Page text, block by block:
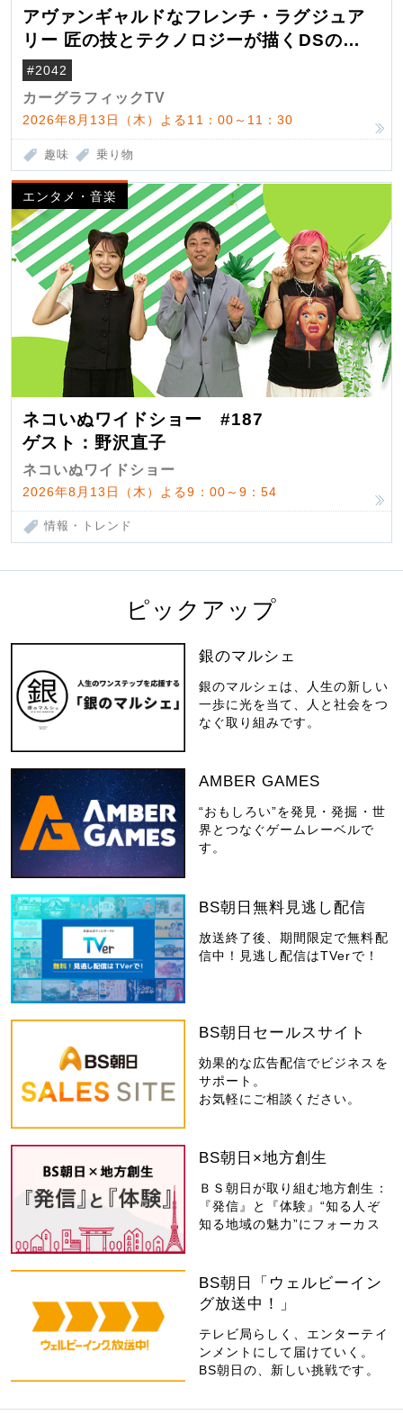
アヴァンギャルドなフレンチ・ラグジュア
リー 匠の技とテクノロジーが描くDSの世
界観
#2042
カーグラフィックTV
2026年8月13日（木）よる11：00～11：30
趣味 乗り物
エンタメ・音楽
ネコいぬワイドショー #187
ゲスト：野沢直子
ネコいぬワイドショー
2026年8月13日（木）よる9：00～9：54
情報・トレンド
ピックアップ
銀のマルシェ
銀のマルシェは、人生の新しい
一歩に光を当て、人と社会をつ
なぐ取り組みです。
AMBER GAMES
“おもしろい”を発見・発掘・世
界とつなぐゲームレーベルで
す。
BS朝日無料見逃し配信
放送終了後、期間限定で無料配
信中！見逃し配信はTVerで！
BS朝日セールスサイト
効果的な広告配信でビジネスを
サポート。
お気軽にご相談ください。
BS朝日×地方創生
ＢＳ朝日が取り組む地方創生：
『発信』と『体験』“知る人ぞ
知る地域の魅力”にフォーカス
BS朝日「ウェルビーイン
グ放送中！」
テレビ局らしく、エンターテイ
ンメントにして届けていく。
BS朝日の、新しい挑戦です。